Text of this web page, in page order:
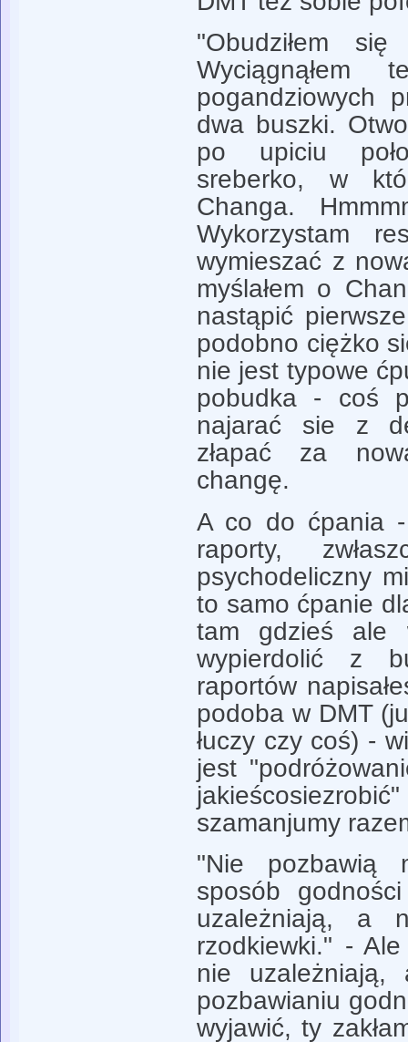
"Obudziłem
pogandziowych
dwa buszki.
po upiciu
sreberko, w
Changa.
Wykorzystam
wymieszać z
myślałem o
nastąpić
podobno ciężko
nie jest typowe
pobudka - coś
najarać sie z
złapać za
changę.
A co do ćpania
raporty,
psychodeliczny
to samo ćpanie
tam gdzieś ale
wypierdolić z
raportów
podoba w DMT
łuczy czy coś) -
jest
szamanjumy
"Nie pozbawią
sposób
uzależniają, a
rzodkiewki." -
nie uzależniają,
pozbawianiu
wyjawić, ty